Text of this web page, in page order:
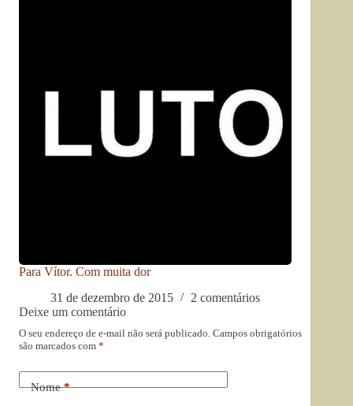
Para Vítor. Com muita dor
31 de dezembro de 2015
2 comentários
Deixe um comentário
O seu endereço de e-mail não será publicado. Campos obrigatórios
são marcados com *
Nome*